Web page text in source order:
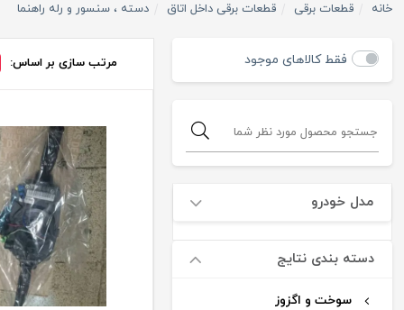
خانه قطعات برقی قطعات برقی داخل اتاق دسته ، سنسور و رله راهنما
مرتب سازی بر اساس: فقط کالاهای موجود
مدل خودرو
دسته بندی نتایج
سوخت و اگزوز